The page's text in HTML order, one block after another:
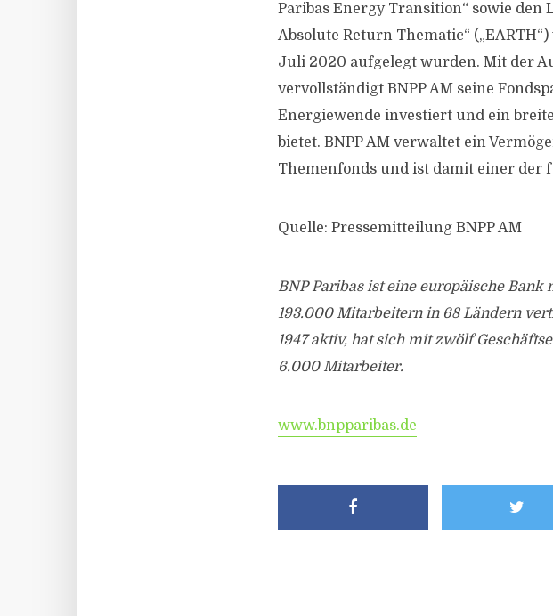
Paribas Energy Transition“ sowie den
Absolute Return Thematic“
Juli 2020 aufgelegt wurden. Mit der
vervollständigt BNPP AM seine
Energiewende investiert und ein
bietet. BNPP AM verwaltet ein
Themenfonds und ist damit einer der
Quelle: Pressemitteilung BNPP AM
BNP Paribas ist eine europäische
193.000 Mitarbeitern in 68 Ländern
1947 aktiv, hat sich mit zwölf
6.000 Mitarbeiter.
www.bnpparibas.de